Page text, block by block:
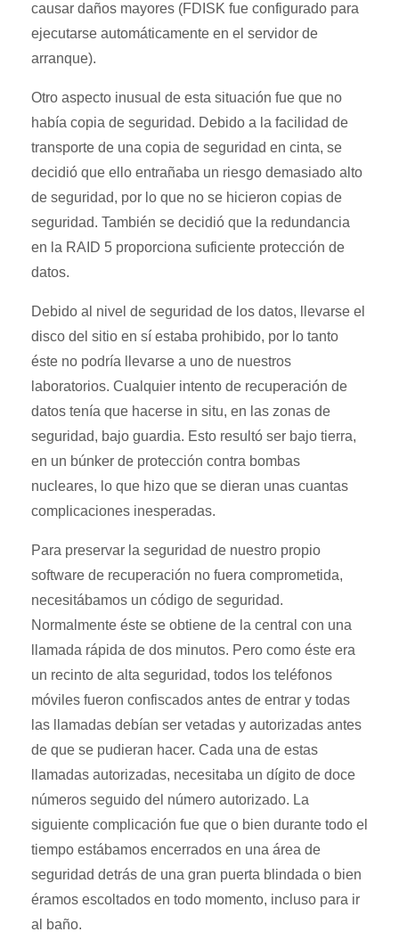
causar daños mayores (FDISK fue configurado para
ejecutarse automáticamente en el servidor de
arranque).
Otro aspecto inusual de esta situación fue que no
había copia de seguridad. Debido a la facilidad de
transporte de una copia de seguridad en cinta, se
decidió que ello entrañaba un riesgo demasiado alto
de seguridad, por lo que no se hicieron copias de
seguridad. También se decidió que la redundancia
en la RAID 5 proporciona suficiente protección de
datos.
Debido al nivel de seguridad de los datos, llevarse el
disco del sitio en sí estaba prohibido, por lo tanto
éste no podría llevarse a uno de nuestros
laboratorios. Cualquier intento de recuperación de
datos tenía que hacerse in situ, en las zonas de
seguridad, bajo guardia. Esto resultó ser bajo tierra,
en un búnker de protección contra bombas
nucleares, lo que hizo que se dieran unas cuantas
complicaciones inesperadas.
Para preservar la seguridad de nuestro propio
software de recuperación no fuera comprometida,
necesitábamos un código de seguridad.
Normalmente éste se obtiene de la central con una
llamada rápida de dos minutos. Pero como éste era
un recinto de alta seguridad, todos los teléfonos
móviles fueron confiscados antes de entrar y todas
las llamadas debían ser vetadas y autorizadas antes
de que se pudieran hacer. Cada una de estas
llamadas autorizadas, necesitaba un dígito de doce
números seguido del número autorizado. La
siguiente complicación fue que o bien durante todo el
tiempo estábamos encerrados en una área de
seguridad detrás de una gran puerta blindada o bien
éramos escoltados en todo momento, incluso para ir
al baño.